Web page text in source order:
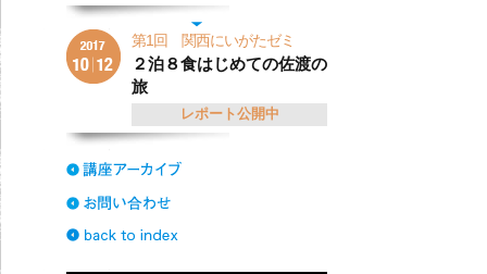
第1回 関西にいがたゼミ
２泊８食はじめての佐渡の
旅
レポート公開中